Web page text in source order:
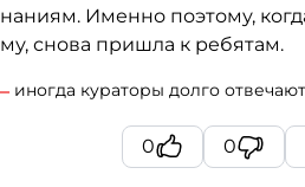
Именно поэтому,
снова пришла к ребятам.
иногда кураторы долго отвечают
0 0